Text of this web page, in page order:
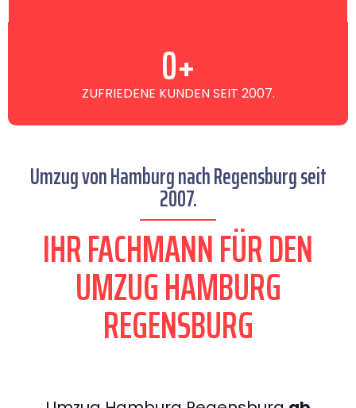
ZUFRIEDENE KUNDEN SEIT 2007.
0+
Umzug von Hamburg nach Regensburg seit
2007.
IHR FACHMANN FÜR DEN
UMZUG HAMBURG
REGENSBURG